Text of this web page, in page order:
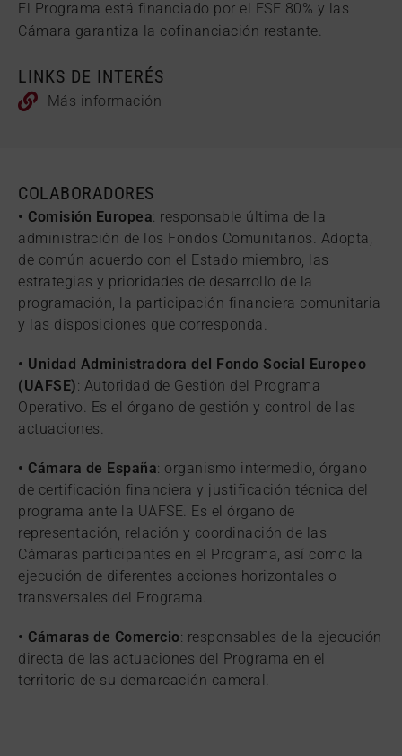
El Programa está financiado por el FSE 80% y las
Cámara garantiza la cofinanciación restante.
LINKS DE INTERÉS
Más información
COLABORADORES
• Comisión Europea: responsable última de la
administración de los Fondos Comunitarios. Adopta,
de común acuerdo con el Estado miembro, las
estrategias y prioridades de desarrollo de la
programación, la participación financiera comunitaria
y las disposiciones que corresponda.
• Unidad Administradora del Fondo Social Europeo
(UAFSE): Autoridad de Gestión del Programa
Operativo. Es el órgano de gestión y control de las
actuaciones.
• Cámara de España: organismo intermedio, órgano
de certificación financiera y justificación técnica del
programa ante la UAFSE. Es el órgano de
representación, relación y coordinación de las
Cámaras participantes en el Programa, así como la
ejecución de diferentes acciones horizontales o
transversales del Programa.
• Cámaras de Comercio: responsables de la ejecución
directa de las actuaciones del Programa en el
territorio de su demarcación cameral.